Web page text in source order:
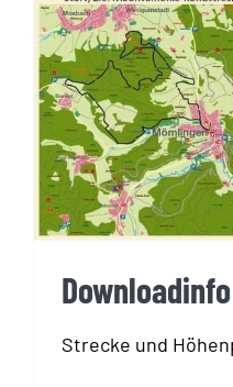
Strecke und